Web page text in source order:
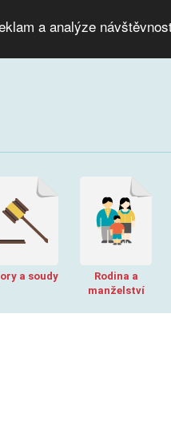
a analýze
a soudy
Rodina a
manželství